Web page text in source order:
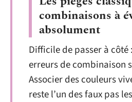
combinaisons à
absolument
Difficile de passer à côté
erreurs de combinaison
Associer des couleurs
reste l’un des faux pas